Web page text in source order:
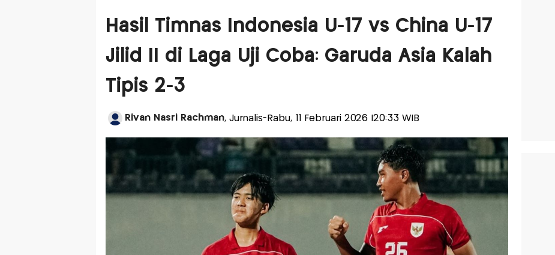
Hasil Timnas Indonesia U-17 vs China U-17
Jilid II di Laga Uji Coba: Garuda Asia Kalah
Tipis 2-3
Rivan Nasri Rachman, Jurnalis-Rabu, 11 Februari 2026 |20:33 WIB